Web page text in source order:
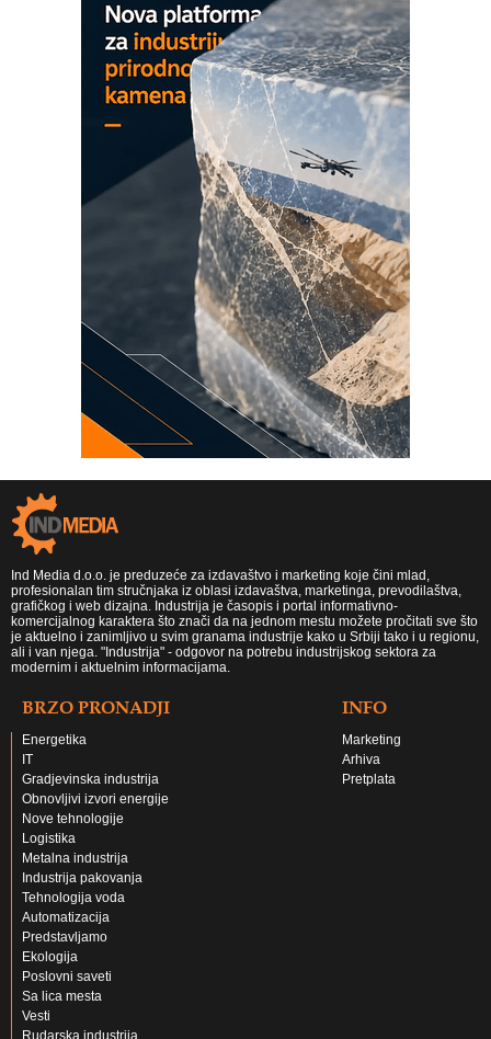
Ind Media d.o.o. je preduzeće za izdavaštvo i marketing koje čini mlad,
profesionalan tim stručnjaka iz oblasi izdavaštva, marketinga, prevodilaštva,
grafičkog i web dizajna. Industrija je časopis i portal informativno-
komercijalnog karaktera što znači da na jednom mestu možete pročitati sve što
je aktuelno i zanimljivo u svim granama industrije kako u Srbiji tako i u regionu,
ali i van njega. "Industrija" - odgovor na potrebu industrijskog sektora za
modernim i aktuelnim informacijama.
BRZO PRONADJI
Energetika
IT
Gradjevinska industrija
Obnovljivi izvori energije
Nove tehnologije
Logistika
Metalna industrija
Industrija pakovanja
Tehnologija voda
Automatizacija
Predstavljamo
Ekologija
Poslovni saveti
Sa lica mesta
Vesti
INFO
Marketing
Arhiva
Pretplata